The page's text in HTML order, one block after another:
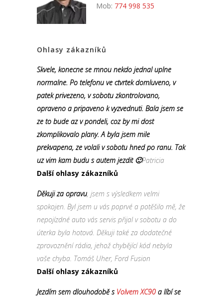
Mob: 774 998 535
Ohlasy zákazníků
Skvele, konecne se mnou nekdo jednal uplne
normalne. Po telefonu ve ctvrtek domluveno, v
patek privezeno, v sobotu zkontrolovano,
opraveno a pripaveno k vyzvednuti. Bala jsem se
ze to bude az v pondeli, coz by mi dost
zkomplikovalo plany. A byla jsem mile
prekvapena, ze volali v sobotu hned po ranu. Tak
uz vim kam budu s autem jezdit 🙂Patricia
Další ohlasy zákazníků
Děkuji za opravu, jsem s výsledkem velmi
spokojen. Byl jsem u vás poprvé a potěšilo mě, že
nepojízdné auto vás servis přijal v sobotu a do
úterka byla hotová. Děkuji také za dodatečné
zprovoznění rádia, jehož chybějící kód nebyla
vaše chyba. Tomáš Uher, Ford Fusion
Další ohlasy zákazníků
Jezdím sem dlouhodobě s Volvem XC90 a líbí se